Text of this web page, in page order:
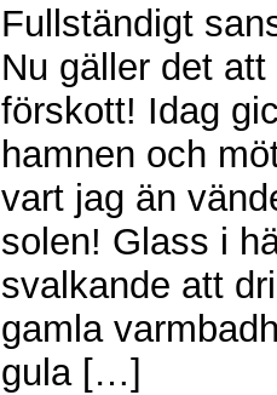
Fullständigt
Nu gäller det
förskott! Idag
hamnen och
vart jag än
solen! Glass i
svalkande att
gamla
gula […]